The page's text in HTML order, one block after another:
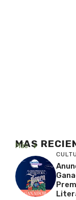
MAS
Más